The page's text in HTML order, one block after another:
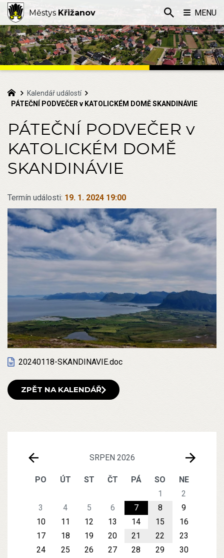
SRPEN 2026
PO ÚT ST ČT PÁ SO
NE
1
2
3
4 5 6 7 8
9
10
11 12 13 14 15
16
17
18 19 20 21 22
23
24
25 26 27 28 29
30
Kalendář událostí
PÁTEČNÍ PODVEČER v KATOLICKÉM DOMĚ SKANDINÁVIE
PÁTEČNÍ PODVEČER v
KATOLICKÉM DOMĚ
SKANDINÁVIE
Termín události: 19. 1. 2024 19:00
20240118-SKANDINAVIE.doc
ZPĚT NA KALENDÁŘ
Městys Křižanov MENU